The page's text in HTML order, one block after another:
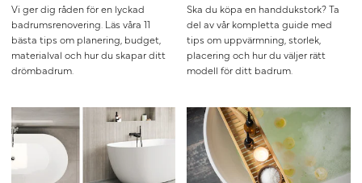
Vi ger dig råden för en lyckad
badrumsrenovering. Läs våra 11
bästa tips om planering, budget,
materialval och hur du skapar ditt
drömbadrum.
Ska du köpa en handdukstork? Ta
del av vår kompletta guide med
tips om uppvärmning, storlek,
placering och hur du väljer rätt
modell för ditt badrum.